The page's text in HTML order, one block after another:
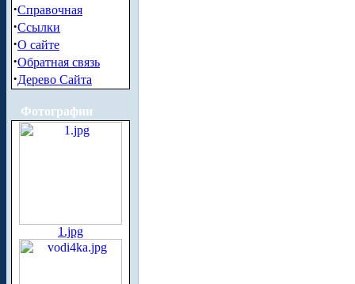
·Справочная
·Ссылки
·О сайте
·Обратная связь
·Дерево Сайта
Фотографии
1.jpg